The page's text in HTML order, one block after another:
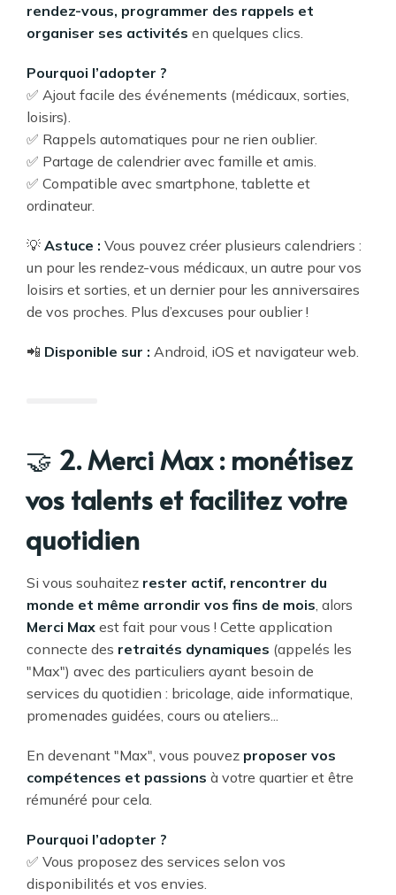
rendez-vous, programmer des rappels et
organiser ses activités en quelques clics.
Pourquoi l’adopter ?
✅ Ajout facile des événements (médicaux, sorties,
loisirs).
✅ Rappels automatiques pour ne rien oublier.
✅ Partage de calendrier avec famille et amis.
✅ Compatible avec smartphone, tablette et
ordinateur.
💡 Astuce : Vous pouvez créer plusieurs calendriers :
un pour les rendez-vous médicaux, un autre pour vos
loisirs et sorties, et un dernier pour les anniversaires
de vos proches. Plus d’excuses pour oublier !
📲 Disponible sur : Android, iOS et navigateur web.
🤝 2. Merci Max : monétisez
vos talents et facilitez votre
quotidien
Si vous souhaitez rester actif, rencontrer du
monde et même arrondir vos fins de mois , alors
Merci Max est fait pour vous ! Cette application
connecte des retraités dynamiques (appelés les
"Max") avec des particuliers ayant besoin de
services du quotidien : bricolage, aide informatique,
promenades guidées, cours ou ateliers...
En devenant "Max", vous pouvez proposer vos
compétences et passions à votre quartier et être
rémunéré pour cela.
Pourquoi l’adopter ?
✅ Vous proposez des services selon vos
disponibilités et vos envies.